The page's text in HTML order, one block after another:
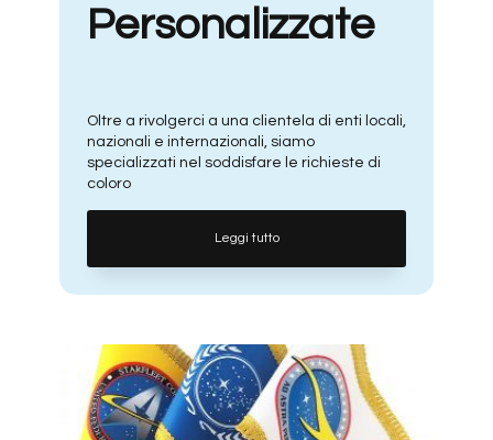
Personalizzate
Oltre a rivolgerci a una clientela di enti locali,
nazionali e internazionali, siamo
specializzati nel soddisfare le richieste di
coloro
Leggi tutto